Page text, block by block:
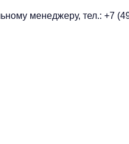
менеджеру, тел.: +7